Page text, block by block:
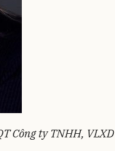
Công ty TNHH, VLXD